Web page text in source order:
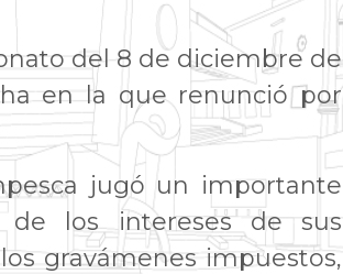
del 8 de diciembre de
en la que renunció por
jugó un importante
los intereses de sus
gravámenes impuestos,